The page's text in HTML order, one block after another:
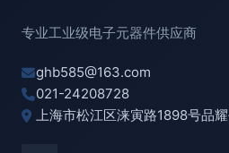
专业工业级电子元器件供应商
ghb585@163.com
021-24208728
上海市松江区涞寅路1898号品